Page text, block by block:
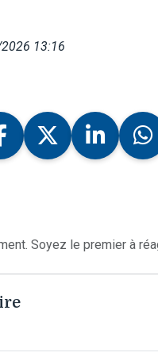
13:16
Soyez le premier à